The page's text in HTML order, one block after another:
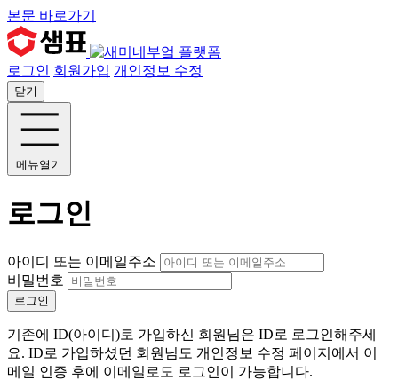
본문 바로가기
로그인 회원가입 개인정보 수정
닫기
메뉴열기
로그인
아이디 또는 이메일주소
비밀번호
로그인
기존에 ID(아이디)로 가입하신 회원님은 ID로 로그인해주세
요. ID로 가입하셨던 회원님도 개인정보 수정 페이지에서 이
메일 인증 후에 이메일로도 로그인이 가능합니다.